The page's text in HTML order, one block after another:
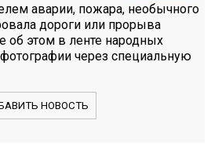
аварии, пожара, необычного
дороги или прорыва
об этом в ленте народных
через специальную
НОВОСТЬ